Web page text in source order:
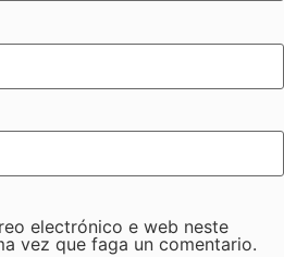
electrónico e web neste
vez que faga un comentario.